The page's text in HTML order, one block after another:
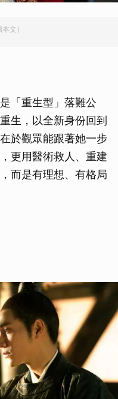
文）
「重生型」落難公
生，以全新身份回到
於觀眾能跟著她一步
更用醫術救人、重建
而是有理想、有格局